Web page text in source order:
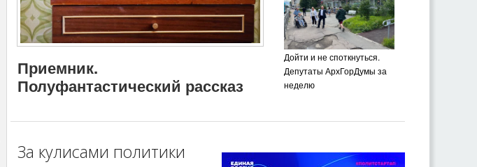
Приемник.
Полуфантастический рассказ
Дойти и не споткнуться.
Депутаты АрхГорДумы за
неделю
За кулисами политики